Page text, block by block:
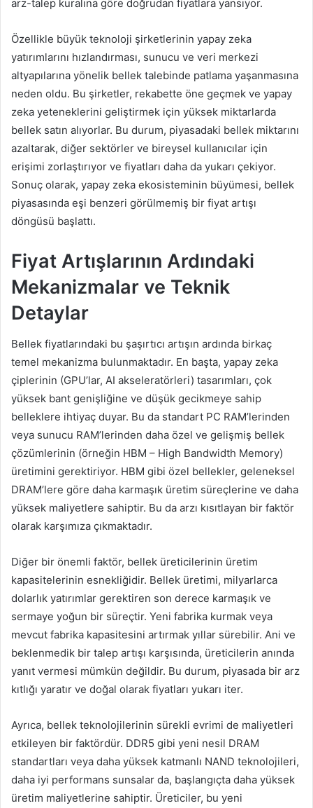
arz-talep kuralına göre doğrudan fiyatlara yansıyor.
Özellikle büyük teknoloji şirketlerinin yapay zeka
yatırımlarını hızlandırması, sunucu ve veri merkezi
altyapılarına yönelik bellek talebinde patlama yaşanmasına
neden oldu. Bu şirketler, rekabette öne geçmek ve yapay
zeka yeteneklerini geliştirmek için yüksek miktarlarda
bellek satın alıyorlar. Bu durum, piyasadaki bellek miktarını
azaltarak, diğer sektörler ve bireysel kullanıcılar için
erişimi zorlaştırıyor ve fiyatları daha da yukarı çekiyor.
Sonuç olarak, yapay zeka ekosisteminin büyümesi, bellek
piyasasında eşi benzeri görülmemiş bir fiyat artışı
döngüsü başlattı.
Fiyat Artışlarının Ardındaki
Mekanizmalar ve Teknik
Detaylar
Bellek fiyatlarındaki bu şaşırtıcı artışın ardında birkaç
temel mekanizma bulunmaktadır. En başta, yapay zeka
çiplerinin (GPU’lar, AI akseleratörleri) tasarımları, çok
yüksek bant genişliğine ve düşük gecikmeye sahip
belleklere ihtiyaç duyar. Bu da standart PC RAM’lerinden
veya sunucu RAM’lerinden daha özel ve gelişmiş bellek
çözümlerinin (örneğin HBM – High Bandwidth Memory)
üretimini gerektiriyor. HBM gibi özel bellekler, geleneksel
DRAM’lere göre daha karmaşık üretim süreçlerine ve daha
yüksek maliyetlere sahiptir. Bu da arzı kısıtlayan bir faktör
olarak karşımıza çıkmaktadır.
Diğer bir önemli faktör, bellek üreticilerinin üretim
kapasitelerinin esnekliğidir. Bellek üretimi, milyarlarca
dolarlık yatırımlar gerektiren son derece karmaşık ve
sermaye yoğun bir süreçtir. Yeni fabrika kurmak veya
mevcut fabrika kapasitesini artırmak yıllar sürebilir. Ani ve
beklenmedik bir talep artışı karşısında, üreticilerin anında
yanıt vermesi mümkün değildir. Bu durum, piyasada bir arz
kıtlığı yaratır ve doğal olarak fiyatları yukarı iter.
Ayrıca, bellek teknolojilerinin sürekli evrimi de maliyetleri
etkileyen bir faktördür. DDR5 gibi yeni nesil DRAM
standartları veya daha yüksek katmanlı NAND teknolojileri,
daha iyi performans sunsalar da, başlangıçta daha yüksek
üretim maliyetlerine sahiptir. Üreticiler, bu yeni